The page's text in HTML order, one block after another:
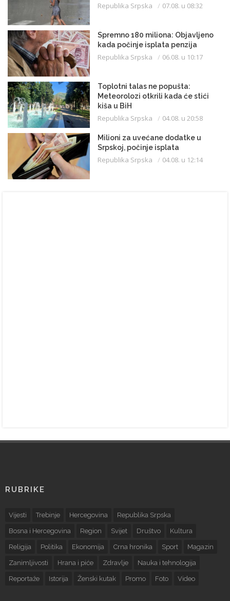
Republika Srpska 07.08. u 08:32
Spremno 180 miliona: Objavljeno
kada počinje isplata penzija
Republika Srpska 06.08. u 10:17
Toplotni talas ne popušta:
Meteorolozi otkrili kada će stići
kiša u BiH
Republika Srpska 04.08. u 20:58
Milioni za uvećane dodatke u
Srpskoj, počinje isplata
Republika Srpska 04.08. u 12:14
RUBRIKE
Vijesti Trebinje Hercegovina Republika Srpska
Bosna i Hercegovina Region Svijet Društvo Kultura
Religija Politika Ekonomija Crna hronika Sport Magazin
Zanimljivosti Hrana i piće Zdravlje Nauka i tehnologija
Reportaže Istorija Ženski kutak Promo Foto Video